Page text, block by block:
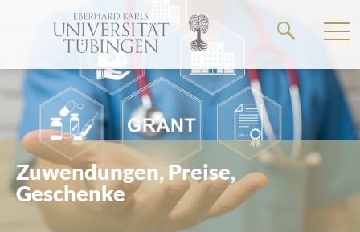
zum
Zuwendungen, Preise,
Geschenke